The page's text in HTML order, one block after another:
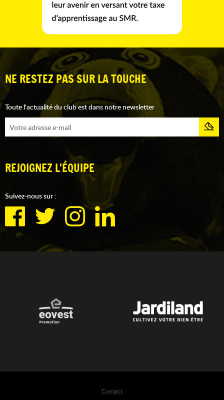
NE RESTEZ PAS SUR LA TOUCHE
Toute l'actualité du club est dans notre newsletter
REJOIGNEZ L'ÉQUIPE
Suivez-nous sur :
Contact